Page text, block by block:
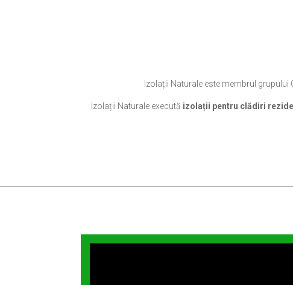
Izolații Naturale este membrul grupului
Izolații Naturale execută izolații pentru clădiri